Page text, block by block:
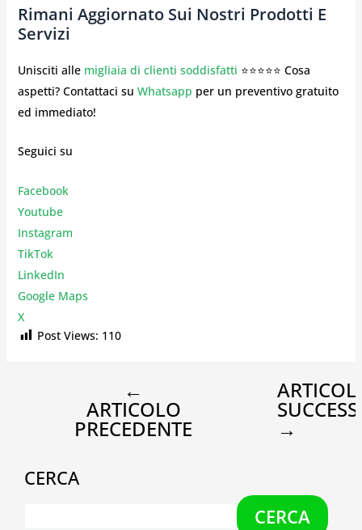
Rimani Aggiornato Sui Nostri Prodotti E
Servizi
Unisciti alle migliaia di clienti soddisfatti ⭐⭐⭐⭐⭐ Cosa
aspetti? Contattaci su Whatsapp per un preventivo gratuito
ed immediato!
Seguici su
Facebook
Youtube
Instagram
TikTok
LinkedIn
Google Maps
X
Post Views: 110
←
ARTICOLO
PRECEDENTE →
CERCA
CERCA